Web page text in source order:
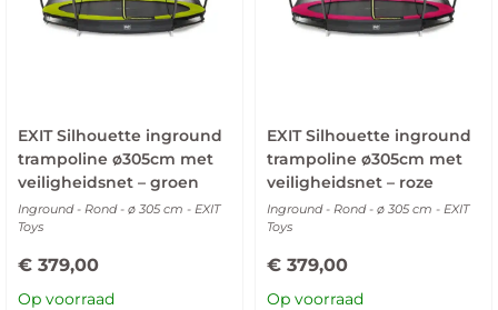
EXIT Silhouette inground
trampoline ø305cm met
veiligheidsnet – groen
Inground - Rond - ø 305 cm - EXIT
Toys
€ 379,00
Op voorraad
EXIT Silhouette inground
trampoline ø305cm met
veiligheidsnet – roze
Inground - Rond - ø 305 cm - EXIT
Toys
€ 379,00
Op voorraad